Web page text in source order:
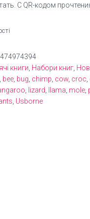
С QR-кодом
книги Набори книг
bee bug chimp cow croc
lizard llama mole
Usborne